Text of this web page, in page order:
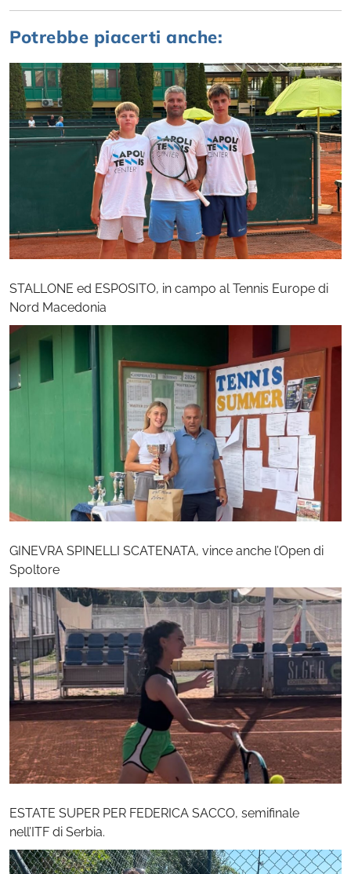
Potrebbe piacerti anche:
STALLONE ed ESPOSITO, in campo al Tennis Europe di
Nord Macedonia
GINEVRA SPINELLI SCATENATA, vince anche l’Open di
Spoltore
ESTATE SUPER PER FEDERICA SACCO, semifinale
nell’ITF di Serbia.